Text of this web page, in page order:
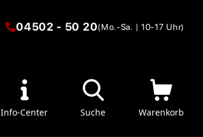
04502 - 50 20(Mo.-Sa. | 10-17 Uhr)
Info-Center Suche Warenkorb